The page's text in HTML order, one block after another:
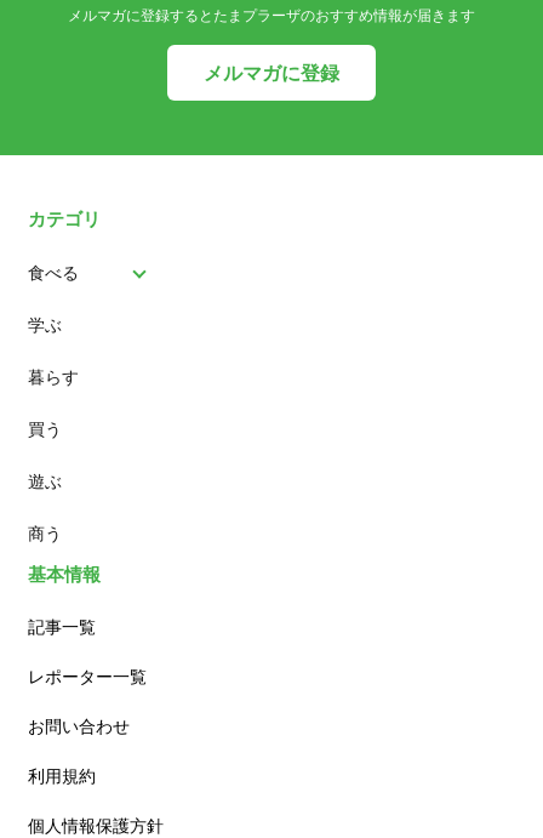
メルマガに登録するとたまプラーザのおすすめ情報が届きます
メルマガに登録
カテゴリ
食べる
パン
スイーツ
ランチ
カフェ
学ぶ
暮らす
買う
遊ぶ
商う
基本情報
記事一覧
レポーター一覧
お問い合わせ
利用規約
個人情報保護方針